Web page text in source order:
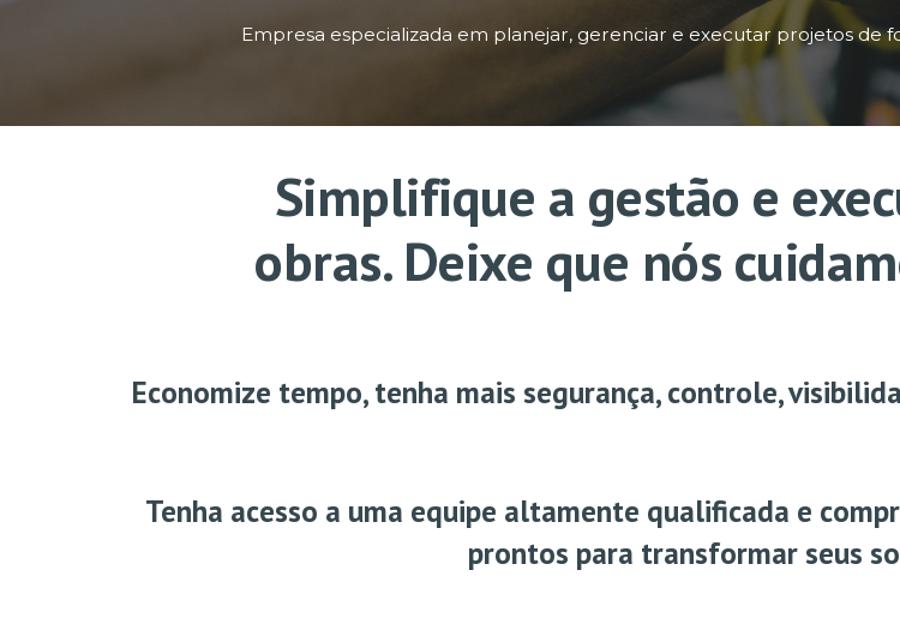
Empresa especializada em planejar, gerenciar e executarprojetosde
Simplifique a gestão e
obras. Deixe que nós
Economize tempo, tenha mais segurança, controle,
Tenha acesso a uma equipe altamente qualificada e
prontos para transformar seus